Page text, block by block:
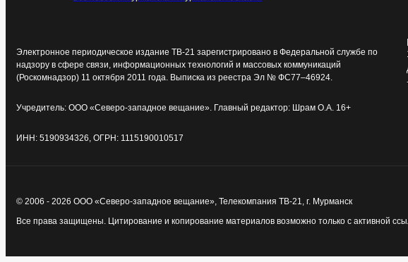
Электронное периодическое издание ТВ-21 зарегистрировано в Федеральной службе по
надзору в сфере связи, информационных технологий и массовых коммуникаций
(Роскомнадзор) 11 октября 2011 года. Выписка из реестра Эл № ФС77–46924.
Учредитель: ООО «Северо-западное вещание». Главный редактор: Шрам О.А. 16+
ИНН: 5190934326, ОГРН: 1115190010517
© 2006 - 2026 ООО «Северо-западное вещание», Телекомпания ТВ-21, г. Мурманск
Все права защищены. Цитирование и копирование материалов возможно только с активной